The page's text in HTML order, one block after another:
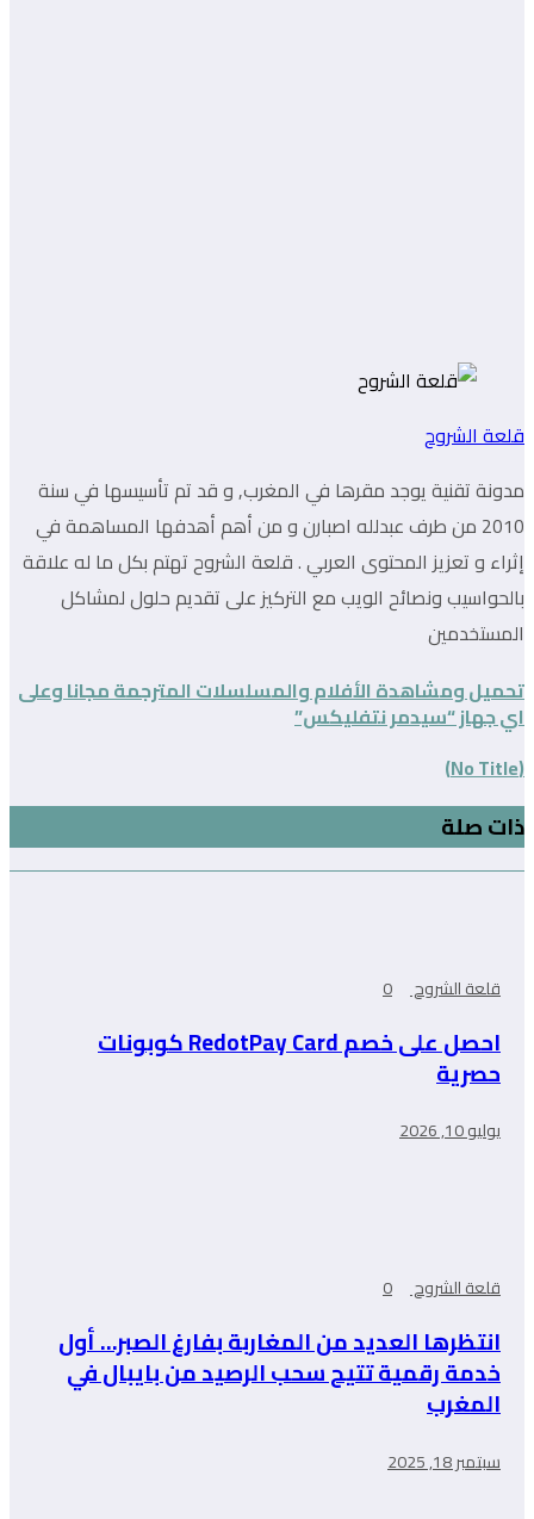
قلعة الشروح
مدونة تقنية يوجد مقرها في المغرب, و قد تم تأسيسها في سنة
2010 من طرف عبدلله اصبارن و من أهم أهدفها المساهمة في
إثراء و تعزيز المحتوى العربي . قلعة الشروح تهتم بكل ما له علاقة
بالحواسيب ونصائح الويب مع التركيز على تقديم حلول لمشاكل
المستخدمين
تحميل ومشاهدة الأفلام والمسلسلات المترجمة مجانا وعلى
اي جهاز “سيدمر نتفليكس”
(No Title)
ذات صلة
قلعة الشروح 0
احصل على خصم RedotPay Card كوبونات
حصرية
يوليو 10, 2026
قلعة الشروح 0
انتظرها العديد من المغاربة بفارغ الصبر… أول
خدمة رقمية تتيح سحب الرصيد من بايبال في
المغرب
سبتمبر 18, 2025